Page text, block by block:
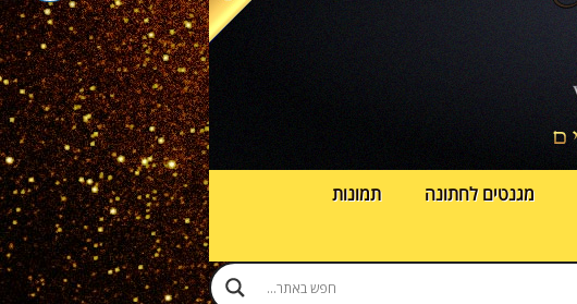
מגנטים לחתונה
תמונות